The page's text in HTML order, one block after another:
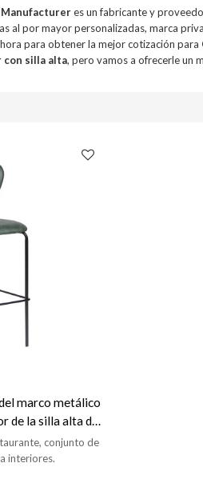
es un fabricante y
al por mayor personalizadas, marca
para obtener la mejor cotización para
con silla alta, pero vamos a ofrecerle un
marco metálico
de la silla alta de
conjunto de
interiores.